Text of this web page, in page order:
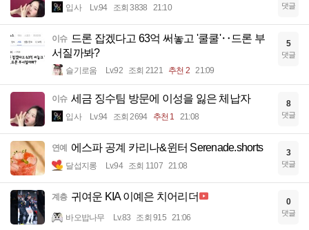
입사 Lv.94 조회 3838 21:10 댓글
이슈 드론 잡겠다고 63억 써놓고 '쿨쿨'‥드론 부
서질까봐?
슬기로움 Lv.92 조회 2121 추천 2 21:09
5
댓글
이슈 세금 징수팀 방문에 이성을 잃은 체납자
입사 Lv.94 조회 2694 추천 1 21:08
8
댓글
연예 에스파 공계 카리나&윈터 Serenade.shorts
달섭지롱 Lv.94 조회 1107 21:08
3
댓글
계층 귀여운 KIA 이예은 치어리더
바오밥나무 Lv.83 조회 915 21:06
0
댓글